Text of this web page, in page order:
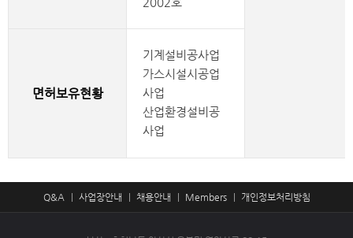
면허보유현황
기계설비공사업
가스시설시공업
사업
산업환경설비공
사업
Q&A 사업장안내 채용안내 Members 개인정보처리방침